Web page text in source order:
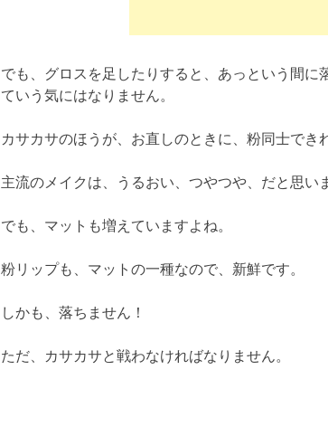
でも、グロスを足したりすると、あっという間に
ていう気にはなりません。
カサカサのほうが、お直しのときに、粉同士でき
主流のメイクは、うるおい、つやつや、だと思い
でも、マットも増えていますよね。
粉リップも、マットの一種なので、新鮮です。
しかも、落ちません！
ただ、カサカサと戦わなければなりません。